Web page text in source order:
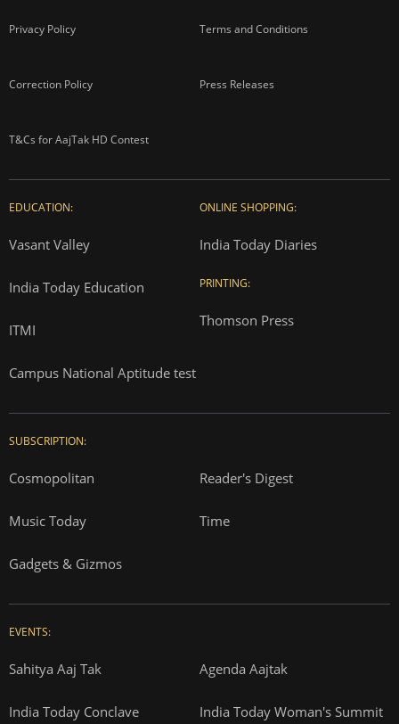
Privacy Policy Terms and Conditions
Correction Policy Press Releases
T&Cs for AajTak HD Contest
EDUCATION:
Vasant Valley
India Today Education
ITMI
Campus National Aptitude test
ONLINE SHOPPING:
India Today Diaries
PRINTING:
Thomson Press
SUBSCRIPTION:
Cosmopolitan Reader's Digest
Music Today Time
Gadgets & Gizmos
EVENTS:
Sahitya Aaj Tak Agenda Aajtak
India Today Conclave India Today Woman's Summit